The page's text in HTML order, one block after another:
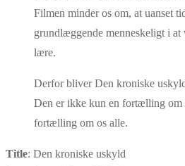
Filmen minder os om, at uanset
grundlæggende menneskeligt i
lære.
Derfor bliver Den kroniske
Den er ikke kun en fortælling om
fortælling om os alle.
Title: Den kroniske uskyld